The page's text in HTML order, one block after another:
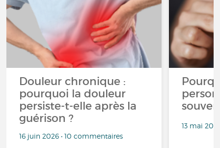
Douleur chronique :
pourquoi la douleur
persiste-t-elle après la
guérison ?
16 juin 2026 • 10 commentaires
13 mai